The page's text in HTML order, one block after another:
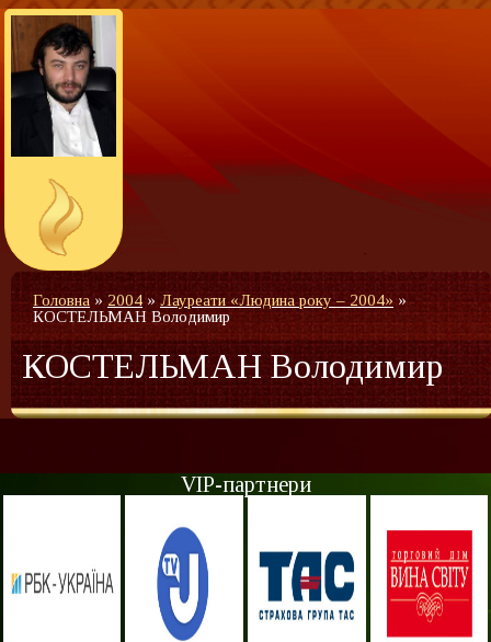
Головна »2004»Лауреати «Людина року – 2004»»
КОСТЕЛЬМАН Володимир
КОСТЕЛЬМАН Володимир
VIP-партнери